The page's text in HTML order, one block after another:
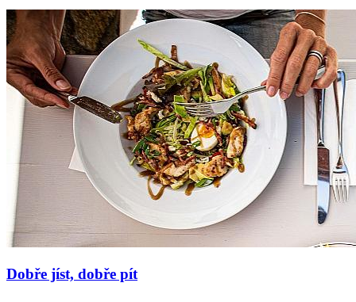
Dobře jíst, dobře pít